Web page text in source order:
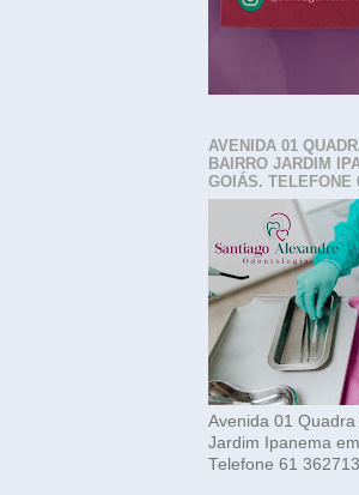
AVENIDA 01
BAIRRO JARDIM
GOIÁS. TELEFONE
Avenida 01
Jardim Ipanema
Telefone 61